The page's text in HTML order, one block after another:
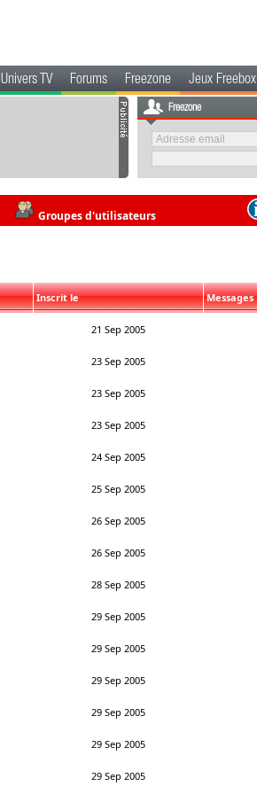
Univers TV Forums Freezone Jeux Freebox
Freezone
Groupes d'utilisateurs
Inscrit le Messages
21 Sep 2005
23 Sep 2005
23 Sep 2005
23 Sep 2005
24 Sep 2005
25 Sep 2005
26 Sep 2005
26 Sep 2005
28 Sep 2005
29 Sep 2005
29 Sep 2005
29 Sep 2005
29 Sep 2005
29 Sep 2005
29 Sep 2005